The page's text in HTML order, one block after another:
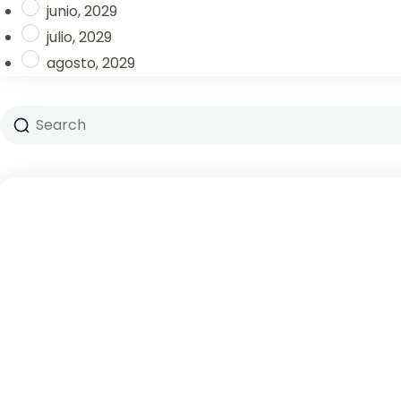
junio, 2029
julio, 2029
agosto, 2029